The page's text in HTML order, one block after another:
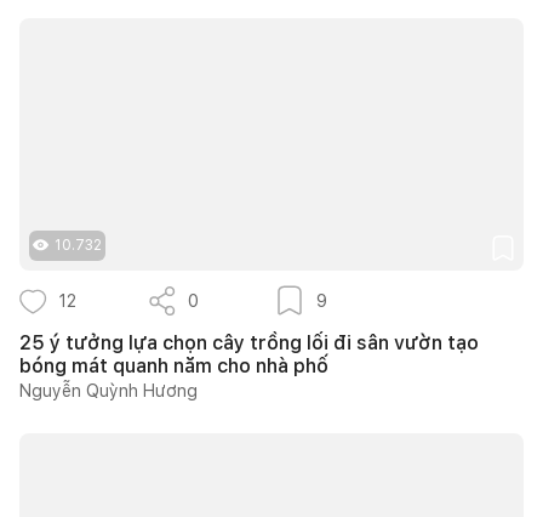
10.732
12 0 9
25 ý tưởng lựa chọn cây trồng lối đi sân vườn tạo
bóng mát quanh năm cho nhà phố
Nguyễn Quỳnh Hương